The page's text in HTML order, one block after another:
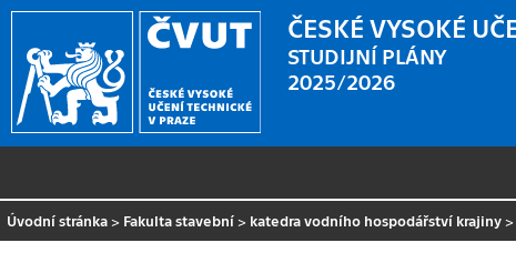
ČESKÉ VYSOKÉ
STUDIJNÍ PLÁNY
2025/2026
Úvodní stránka > Fakulta stavební > katedra vodního hospodářství krajiny